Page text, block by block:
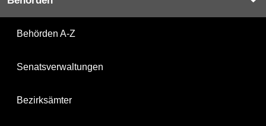
Behörden A-Z
Senatsverwaltungen
Bezirksämter